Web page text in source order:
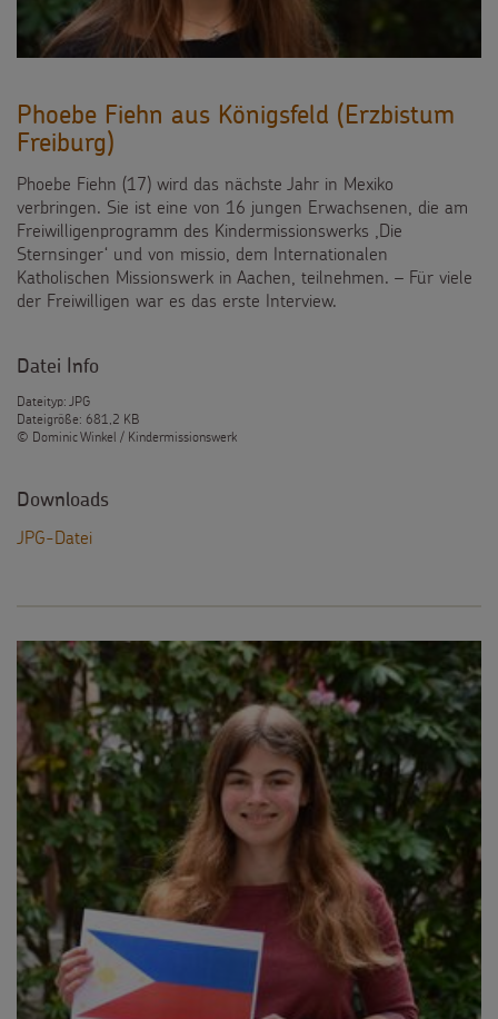
Phoebe Fiehn aus Königsfeld (Erzbistum
Freiburg)
Phoebe Fiehn (17) wird das nächste Jahr in Mexiko
verbringen. Sie ist eine von 16 jungen Erwachsenen, die am
Freiwilligenprogramm des Kindermissionswerks ,Die
Sternsinger‘ und von missio, dem Internationalen
Katholischen Missionswerk in Aachen, teilnehmen. – Für viele
der Freiwilligen war es das erste Interview.
Datei Info
Dateityp: JPG
Dateigröße: 681,2 KB
© Dominic Winkel / Kindermissionswerk
Downloads
JPG-Datei